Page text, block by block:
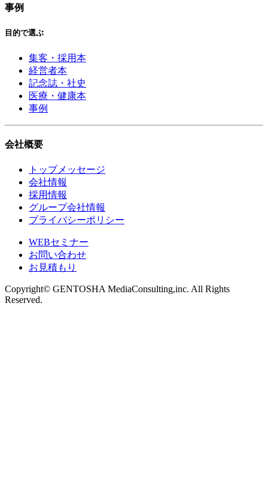
事例
目的で選ぶ
集客・採用本
経営者本
記念誌・社史
医療・健康本
事例
会社概要
トップメッセージ
会社情報
採用情報
グループ会社情報
プライバシーポリシー
WEBセミナー
お問い合わせ
お見積もり
Copyright© GENTOSHA MediaConsulting,inc. All Rights
Reserved.